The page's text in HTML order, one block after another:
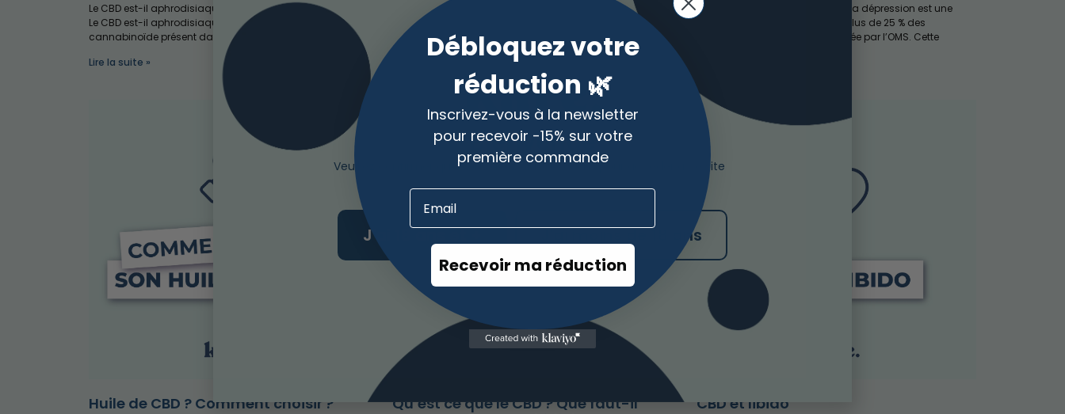
Le CBD est-il aphrodisiaque ? Explications et recherches
Le CBD est-il aphrodisiaque ? Le CBD est un composé
cannabinoïde présent dans la plante de cannabis.
Lire la suite »
CBD : le remède naturel contre vos migraines Le CBD pour
soulager les migraines : avoir une migraine est un état
très ennuyeux lorsque celui-ci
Le CBD comme antidépresseur La dépression est une
maladie complexe qui touche plus de 25 % des
Européens selon une étude menée par l’OMS. Cette
Huile de CBD ? Comment choisir ?
Qu’est ce que le CBD ? Que faut-il
CBD et libido
Bienvenue
Veuillez confirmer que vous avez plus de 18 ans pour accéder à ce site
J'ai 18 ans et + J'ai moins de 18 ans
Débloquez votre
réduction 🌿
Inscrivez-vous à la newsletter
pour recevoir -15% sur votre
première commande
Recevoir ma réduction